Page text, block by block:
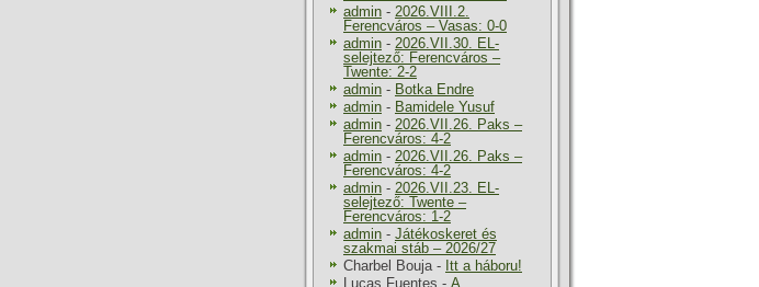
admin - 2026.VIII.2.
Ferencváros – Vasas: 0-0
admin - 2026.VII.30. EL-
selejtező: Ferencváros –
Twente: 2-2
admin - Botka Endre
admin - Bamidele Yusuf
admin - 2026.VII.26. Paks –
Ferencváros: 4-2
admin - 2026.VII.26. Paks –
Ferencváros: 4-2
admin - 2026.VII.23. EL-
selejtező: Twente –
Ferencváros: 1-2
admin - Játékoskeret és
szakmai stáb – 2026/27
Charbel Bouja- Itt a háboru!
Lucas Fuentes - A